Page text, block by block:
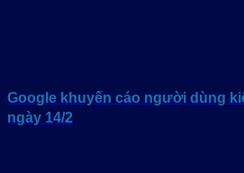
Google khuyến cáo người dùng
ngày 14/2